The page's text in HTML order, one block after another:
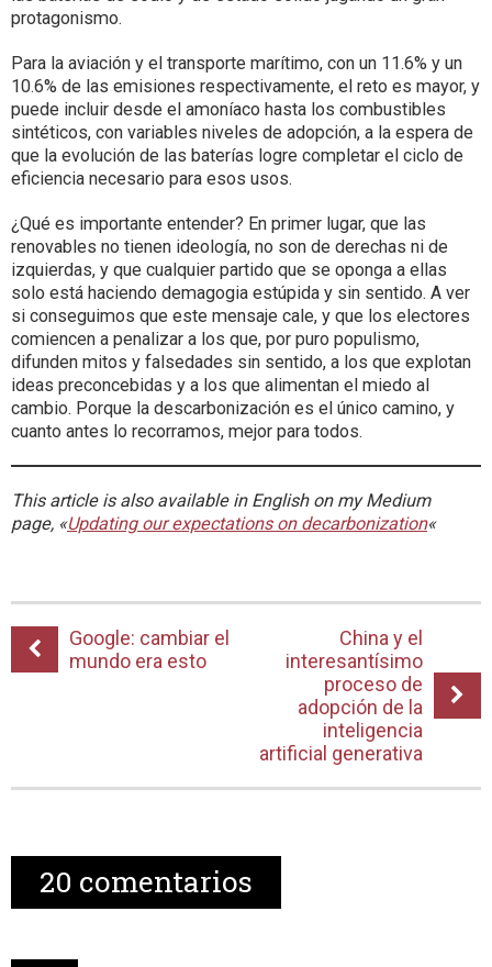
protagonismo.
Para la aviación y el transporte marítimo, con un 11.6% y un
10.6% de las emisiones respectivamente, el reto es mayor, y
puede incluir desde el amoníaco hasta los combustibles
sintéticos, con variables niveles de adopción, a la espera de
que la evolución de las baterías logre completar el ciclo de
eficiencia necesario para esos usos.
¿Qué es importante entender? En primer lugar, que las
renovables no tienen ideología, no son de derechas ni de
izquierdas, y que cualquier partido que se oponga a ellas
solo está haciendo demagogia estúpida y sin sentido. A ver
si conseguimos que este mensaje cale, y que los electores
comiencen a penalizar a los que, por puro populismo,
difunden mitos y falsedades sin sentido, a los que explotan
ideas preconcebidas y a los que alimentan el miedo al
cambio. Porque la descarbonización es el único camino, y
cuanto antes lo recorramos, mejor para todos.
This article is also available in English on my Medium
page, «Updating our expectations on decarbonization«
Google: cambiar el
mundo era esto
China y el
interesantísimo
proceso de
adopción de la
inteligencia
artificial generativa
20 comentarios